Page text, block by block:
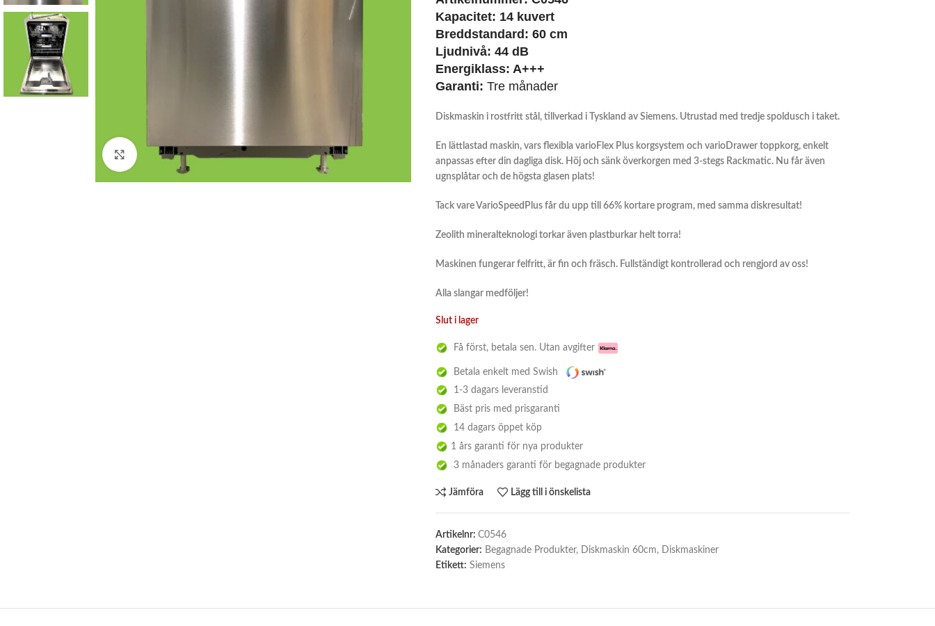
Click to enlarge
Kapacitet: 14 kuvert
Breddstandard: 60 cm
Ljudnivå: 44 dB
Energiklass: A+++
Garanti: Tre månader
Diskmaskin i rostfritt stål, tillverkad i Tyskland av Siemens. Utrustad med tredje spoldusch i taket.
En lättlastad maskin, vars flexibla varioFlex Plus korgsystem och varioDrawer toppkorg, enkelt
anpassas efter din dagliga disk. Höj och sänk överkorgen med 3-stegs Rackmatic. Nu får även
ugnsplåtar och de högsta glasen plats!
Tack vare VarioSpeedPlus får du upp till 66% kortare program, med samma diskresultat!
Zeolith mineralteknologi torkar även plastburkar helt torra!
Maskinen fungerar felfritt, är fin och fräsch. Fullständigt kontrollerad och rengjord av oss!
Alla slangar medföljer!
Slut i lager
Få först, betala sen. Utan avgifter
Betala enkelt med Swish
1-3 dagars leveranstid
Bäst pris med prisgaranti
14 dagars öppet köp
1 års garanti för nya produkter
3 månaders garanti för begagnade produkter
Jämföra Lägg till i önskelista
Artikelnr: C0546
Kategorier: Begagnade Produkter, Diskmaskin 60cm, Diskmaskiner
Etikett: Siemens